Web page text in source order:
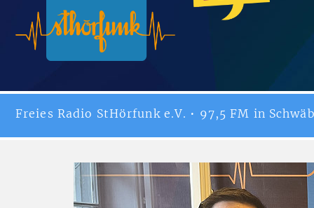
Freies Radio StHörfunke.V. • 97,5 FM in